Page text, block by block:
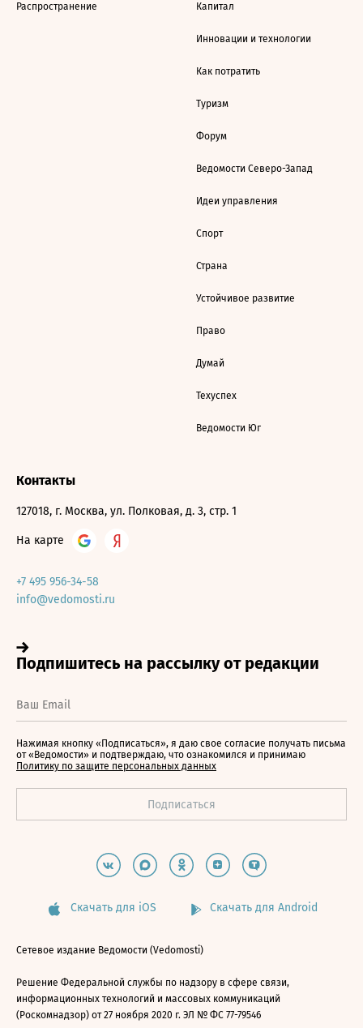
Распространение Капитал
Инновации и технологии
Как потратить
Туризм
Форум
Ведомости Северо-Запад
Идеи управления
Спорт
Страна
Устойчивое развитие
Право
Думай
Техуспех
Ведомости Юг
Контакты
127018, г. Москва, ул. Полковая, д. 3, стр. 1
На карте
+7 495 956-34-58
info@vedomosti.ru
Нажимая кнопку «Подписаться», я даю свое согласие получать письма
от «Ведомости» и подтверждаю, что ознакомился и принимаю
Политику по защите персональных данных
Скачать для iOS Скачать для Android
Сетевое издание Ведомости (Vedomosti)
Решение Федеральной службы по надзору в сфере связи,
информационных технологий и массовых коммуникаций
(Роскомнадзор) от 27 ноября 2020 г. ЭЛ № ФС 77-79546